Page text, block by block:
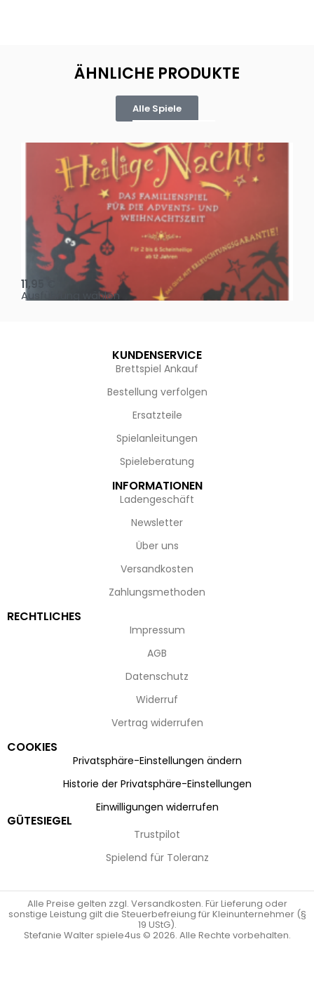
ÄHNLICHE PRODUKTE
Alle Spiele
Oh, heilige Nacht!
11,95
Ausführung wählen
KUNDENSERVICE
Brettspiel Ankauf
Bestellung verfolgen
Ersatzteile
Spielanleitungen
Spieleberatung
INFORMATIONEN
Ladengeschäft
Newsletter
Über uns
Versandkosten
Zahlungsmethoden
RECHTLICHES
Impressum
AGB
Datenschutz
Widerruf
Vertrag widerrufen
COOKIES
Privatsphäre-Einstellungen ändern
Historie der Privatsphäre-Einstellungen
Einwilligungen widerrufen
GÜTESIEGEL
Trustpilot
Spielend für Toleranz
Alle Preise gelten zzgl. Versandkosten. Für Lieferung oder
sonstige Leistung gilt die Steuerbefreiung für Kleinunternehmer (§
19 UStG).
Stefanie Walter spiele4us © 2026. Alle Rechte vorbehalten.